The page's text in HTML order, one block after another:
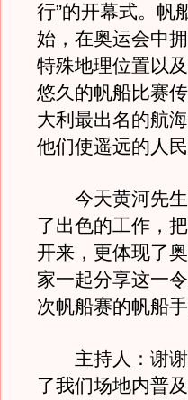
行”的开幕式。帆
始，在奥运会中
特殊地理位置以
悠久的帆船比赛
大利最出名的航
他们使遥远的人民
今天黄河先生
了出色的工作，
开来，更体现了
家一起分享这一
次帆船赛的帆船
主持人：谢谢
了我们场地内普